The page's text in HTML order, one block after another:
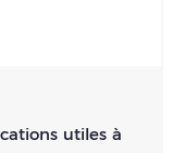
utiles à